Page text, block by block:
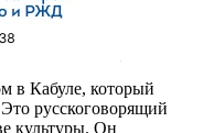
в Кабуле, который
русскоговорящий
культуры. Он